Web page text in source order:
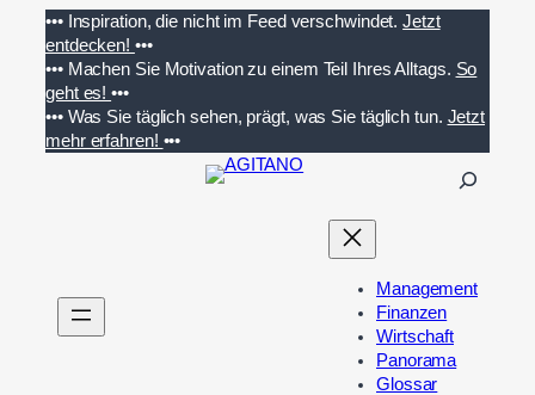
Inhalt
springen
••• Inspiration, die nicht im Feed verschwindet. Jetzt
entdecken! •••
••• Machen Sie Motivation zu einem Teil Ihres Alltags. So
geht es!•••
••• Was Sie täglich sehen, prägt, was Sie täglich tun. Jetzt
mehr erfahren! •••
n
Management
Finanzen
Wirtschaft
Panorama
Glossar